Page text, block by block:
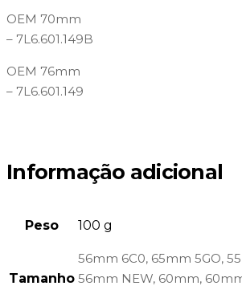
OEM 70mm
– 7L6.601.149B
OEM 76mm
– 7L6.601.149
Informação adicional
Peso 100 g
Tamanho
56mm 6C0, 65mm 5GO,
56mm NEW, 60mm,